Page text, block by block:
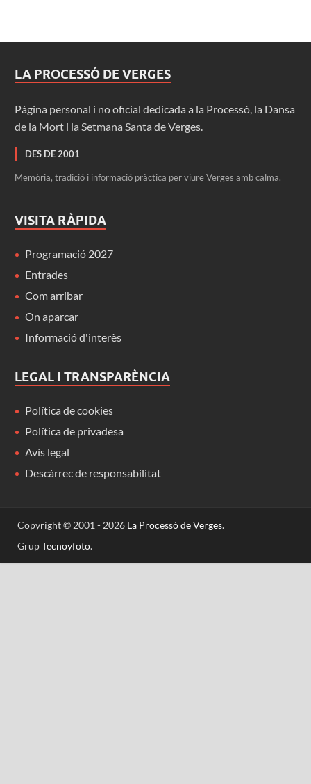
LA PROCESSÓ DE VERGES
Pàgina personal i no oficial dedicada a la Processó, la Dansa
de la Mort i la Setmana Santa de Verges.
DES DE 2001
Memòria, tradició i informació pràctica per viure Verges amb calma.
VISITA RÀPIDA
Programació 2027
Entrades
Com arribar
On aparcar
Informació d'interès
LEGAL I TRANSPARÈNCIA
Política de cookies
Política de privadesa
Avís legal
Descàrrec de responsabilitat
Copyright © 2001 - 2026 La Processó de Verges.
GrupTecnoyfoto.